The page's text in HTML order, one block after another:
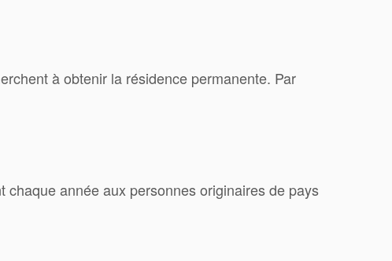
à obtenir la résidence permanente. Par
année aux personnes originaires de pays